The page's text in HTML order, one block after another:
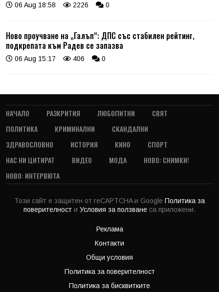
06 Aug 18:58 2226 0
Ново проучване на „Галъп“: ДПС със стабилен рейтинг,
подкрепата към Радев се запазва
06 Aug 15:17 406 0
НАЧАЛО РАЗКРИТИЯ ЛЮБОПИТНИ
СВЯТ
ПОЛИТИКА
КРИМИНАЛНИ
СКАНДАЛНИ
ЗДРАВОСЛОВНО
ИСТОРИЯ КИНО
СПОРТ
НАС НИ ЦИТИРАТ
ВИДЕО МОДА
НОВО: СНИМКИ!
НОВО: ИНТЕРВЮТА
Този сайт е защитен от reCAPTCHA и Google Политика за
поверителност и Условия за ползване са приложени.
Реклама
Контакти
Общи условия
Политика за поверителност
Политика за бисквитките